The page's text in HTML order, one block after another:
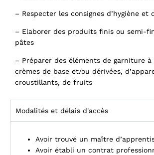
– Respecter les consignes d’hygiène et
– Elaborer des produits finis ou semi-
pâtes
– Préparer des éléments de garniture
crèmes de base et/ou dérivées,
croustillants, de fruits
Modalités et délais d'accès
Avoir trouvé un maître
Avoir établi un contrat